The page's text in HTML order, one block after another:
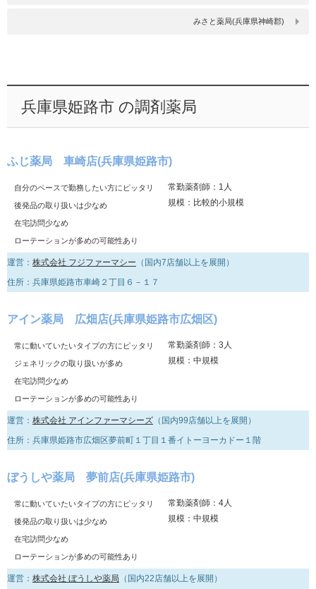
みさと薬局(兵庫県神崎郡)
兵庫県姫路市 の調剤薬局
ふじ薬局 車崎店(兵庫県姫路市)
自分のペースで勤務したい方にピッタリ
後発品の取り扱いは少なめ
在宅訪問少なめ
ローテーションが多めの可能性あり
常勤薬剤師：1人
規模：比較的小規模
運営： 株式会社 フジファーマシー （国内7店舗以上を展開）
住所：兵庫県姫路市車崎２丁目６－１７
アイン薬局 広畑店(兵庫県姫路市広畑区)
常に動いていたいタイプの方にピッタリ
ジェネリックの取り扱いが多め
在宅訪問少なめ
ローテーションが多めの可能性あり
常勤薬剤師：3人
規模：中規模
運営： 株式会社 アインファーマシーズ （国内99店舗以上を展開）
住所：兵庫県姫路市広畑区夢前町１丁目１番イトーヨーカドー１階
ぼうしや薬局 夢前店(兵庫県姫路市)
常に動いていたいタイプの方にピッタリ
後発品の取り扱いは少なめ
在宅訪問少なめ
ローテーションが多めの可能性あり
常勤薬剤師：4人
規模：中規模
運営： 株式会社 ぼうしや薬局 （国内22店舗以上を展開）